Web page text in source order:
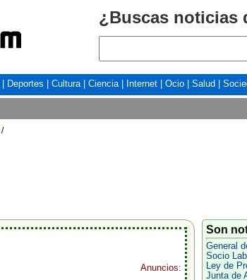
¿Buscas noticias
Deportes Cultura| Ciencia| Internet Ocio Salud
/
Anuncios:
Son
General
Socio
Ley de
Junta de